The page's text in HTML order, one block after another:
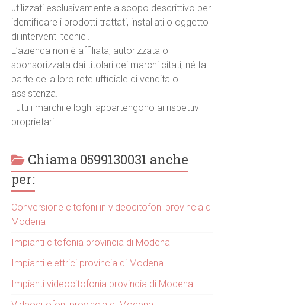
utilizzati esclusivamente a scopo descrittivo per
identificare i prodotti trattati, installati o oggetto
di interventi tecnici.
L’azienda non è affiliata, autorizzata o
sponsorizzata dai titolari dei marchi citati, né fa
parte della loro rete ufficiale di vendita o
assistenza.
Tutti i marchi e loghi appartengono ai rispettivi
proprietari.
Chiama 0599130031 anche
per:
Conversione citofoni in videocitofoni provincia di
Modena
Impianti citofonia provincia di Modena
Impianti elettrici provincia di Modena
Impianti videocitofonia provincia di Modena